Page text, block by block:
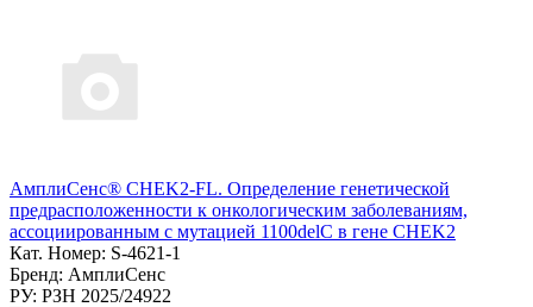
АмплиСенс® CHEK2-FL. Определение генетической
предрасположенности к онкологическим заболеваниям,
ассоциированным с мутацией 1100delC в гене CHEK2
Кат. Номер: S-4621-1
Бренд: АмплиСенс
РУ: РЗН 2025/24922